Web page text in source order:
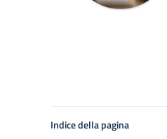
Indice della pagina